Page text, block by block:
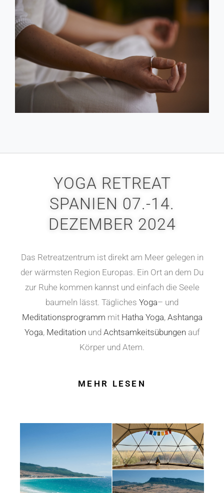
YOGA RETREAT
SPANIEN 07.-14.
DEZEMBER 2024
Das Retreatzentrum ist direkt am Meer gelegen in
der wärmsten Region Europas. Ein Ort an dem Du
zur Ruhe kommen kannst und einfach die Seele
baumeln lässt. Tägliches Yoga– und
Meditationsprogramm mit Hatha Yoga, Ashtanga
Yoga, Meditation und Achtsamkeitsübungen auf
Körper und Atem.
MEHR LESEN